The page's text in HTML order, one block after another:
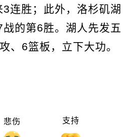
连胜；此外，洛杉矶湖
的第6胜。湖人先发五
、6篮板，立下大功。
悲伤 支持